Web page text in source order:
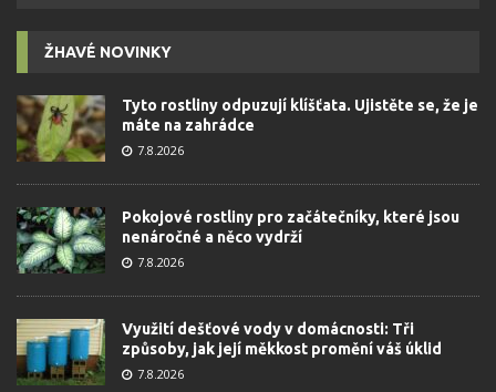
ŽHAVÉ NOVINKY
Tyto rostliny odpuzují klíšťata. Ujistěte se, že je
máte na zahrádce
7.8.2026
Pokojové rostliny pro začátečníky, které jsou
nenáročné a něco vydrží
7.8.2026
Využití dešťové vody v domácnosti: Tři
způsoby, jak její měkkost promění váš úklid
7.8.2026